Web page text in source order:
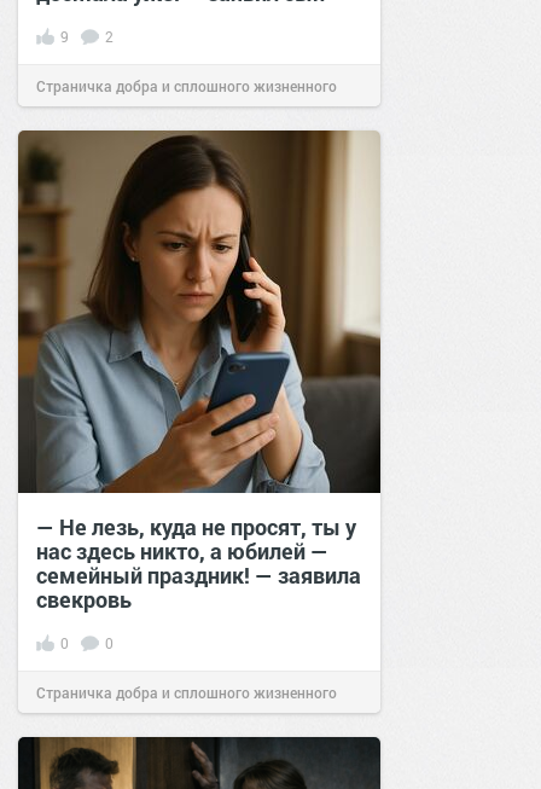
9 2
Страничка добра и сплошного жизненного
позитива!15:1109 окт 2024
— Не лезь, куда не просят, ты у
нас здесь никто, а юбилей —
семейный праздник! — заявила
свекровь
0 0
Страничка добра и сплошного жизненного
позитива!23:4016 июн 2025